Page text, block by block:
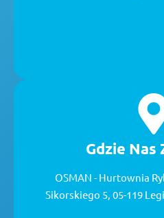
Gdzie Nas
OSMAN - Hurtownia
Sikorskiego 5, 05-119